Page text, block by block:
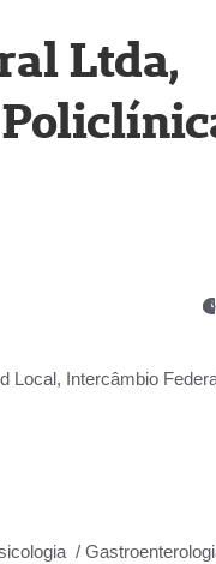
Ltda,
Local, Intercâmbio
/